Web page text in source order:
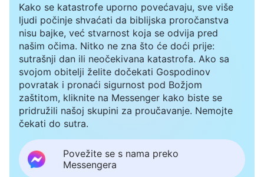
proročanstvo prvenstveno da bi se ljudi čuvali
lažnih krista koji se pojavljuju u posljednjim
danima i da bi ljudima rekao koje su
karakteristike lažnih krista; na taj način, ljudi
mogu razlikovati lažne kriste i izbjeći da budu
zaluđeni. To je bila svrha Gospodina Isusa kad je
izgovorio te riječi, a to je također i Gospodinova
brižna namjera. Međutim, Gospodin Isus nikada
nije rekao da se neće vratiti. Ako netko ne vjeruje
Kako se katastrofe uporno povećavaju, sve više
ljudi počinje shvaćati da biblijska proročanstva
nisu bajke, već stvarnost koja se odvija pred
našim očima. Nitko ne zna što će doći prije:
sutrašnji dan ili neočekivana katastrofa. Ako sa
svojom obitelji želite dočekati Gospodinov
povratak i pronaći sigurnost pod Božjom
zaštitom, kliknite na Messenger kako biste se
pridružili našoj skupini za proučavanje. Nemojte
čekati do sutra.
Povežite se s nama preko
Messengera